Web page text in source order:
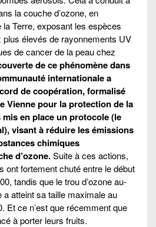
la couche d’ozone, en
Terre, exposant les espèces
élevés de rayonnements UV
de cancer de la peau chez
de ce phénomène dans
internationale a
de coopération, formalisé
Vienne pour la protection de la
mis en place un protocole (le
visant à réduire les émissions
chimiques
d’ozone.Suite à ces actions,
ont fortement chuté entre le début
tandis que le trou d’ozone au-
a atteint sa taille maximale au
Et ce n’est que récemment que
à porter leurs fruits.